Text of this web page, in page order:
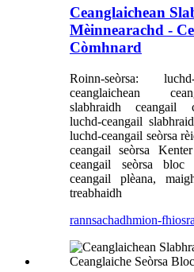
Ceanglaichean
Mèinnearachd -
Còmhnard
Roinn-seòrsa:
ceanglaichean
slabhraidh ceangail
luchd-ceangail
luchd-ceangail seòrsa
ceangail seòrsa
ceangail seòrsa
ceangail plèana,
treabhaidh
rannsachadhmion-